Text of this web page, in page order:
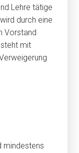
Lehre tätige
durch eine
Vorstand
mit
mindestens